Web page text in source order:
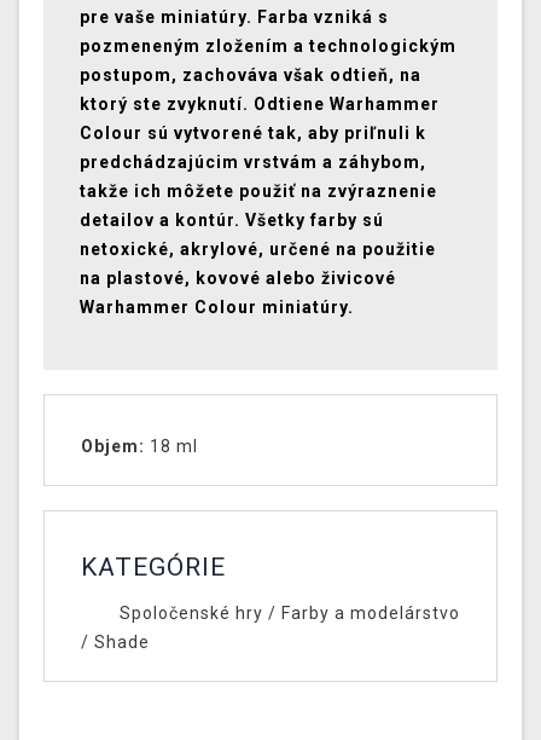
pre vaše miniatúry. Farba vzniká s
pozmeneným zložením a technologickým
postupom, zachováva však odtieň, na
ktorý ste zvyknutí. Odtiene Warhammer
Colour sú vytvorené tak, aby priľnuli k
predchádzajúcim vrstvám a záhybom,
takže ich môžete použiť na zvýraznenie
detailov a kontúr. Všetky farby sú
netoxické, akrylové, určené na použitie
na plastové, kovové alebo živicové
Warhammer Colour miniatúry.
Objem: 18 ml
KATEGÓRIE
Spoločenské hry / Farby a modelárstvo
/ Shade